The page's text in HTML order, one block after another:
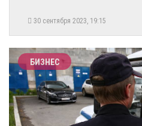
30 сентября 2023, 19:15
БИЗНЕС